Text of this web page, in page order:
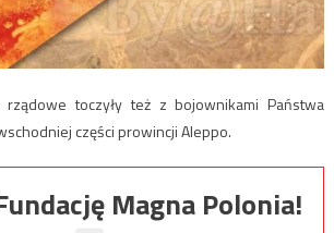
toczyły też z bojownikami Państwa
części prowincji Aleppo.
Magna Polonia!